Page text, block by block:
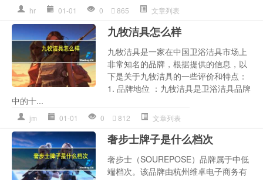
hr 01-01 0 865 文章列表
九牧洁具怎么样
九牧洁具是一家在中国卫浴洁具市场上
非常知名的品牌，根据提供的信息，以
下是关于九牧洁具的一些评价和特点：
1. 品牌地位 ：九牧洁具是卫浴洁具品牌
中的十...
jm 01-01 0 812 文章列表
奢步士牌子是什么档次
奢步士（SOUREPOSE）品牌属于中低
端档次。该品牌由杭州维卓电子商务有